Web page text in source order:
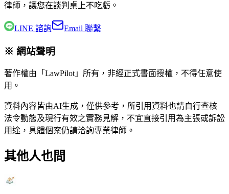
律師 ，讓您在談判桌上不吃虧。
LINE 諮詢 Email 聯繫
※ 網站聲明
著作權由「LawPilot」所有，非經正式書面授權，不得任意使
用。
資料內容皆由AI生成，僅供參考，所引用資料也請自行查核
法令動態及現行有效之實務見解，不宜直接引用為主張或訴訟
用途，具體個案仍請洽詢專業律師。
其他人也問